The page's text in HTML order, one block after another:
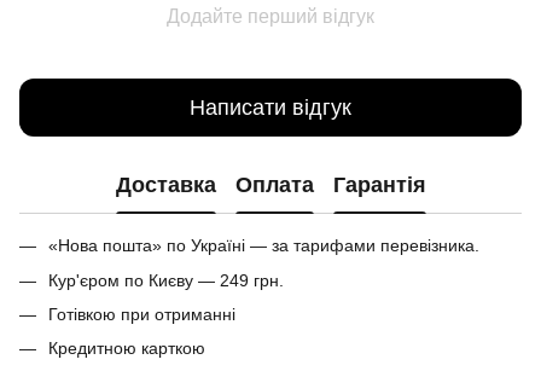
Додайте перший відгук
Написати відгук
Доставка Оплата Гарантія
«Нова пошта» по Україні — за тарифами перевізника.
Кур'єром по Києву — 249 грн.
Готівкою при отриманні
Кредитною карткою